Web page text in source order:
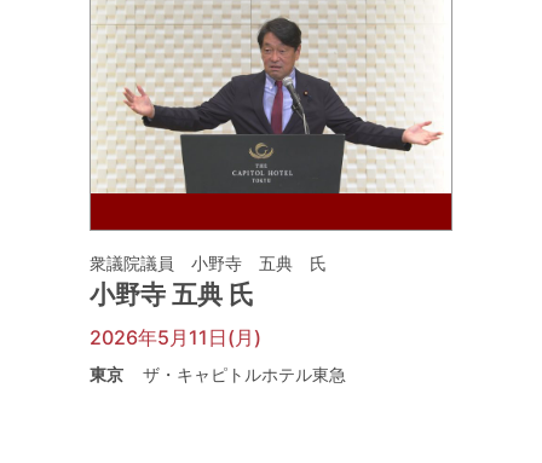
衆議院議員 小野寺 五典 氏
小野寺 五典 氏
2026年5月11日(月)
東京 ザ・キャピトルホテル東急